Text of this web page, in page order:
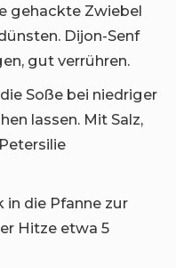
gehackte Zwiebel
Dijon-Senf
gut verrühren.
Soße bei niedriger
lassen. Mit Salz,
in die Pfanne zur
Hitze etwa 5